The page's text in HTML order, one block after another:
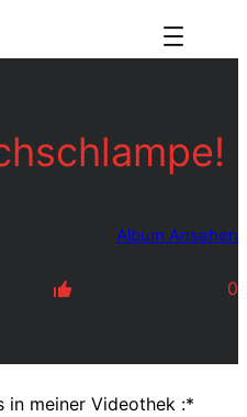
Album Ansehen
0
in meiner Videothek :*